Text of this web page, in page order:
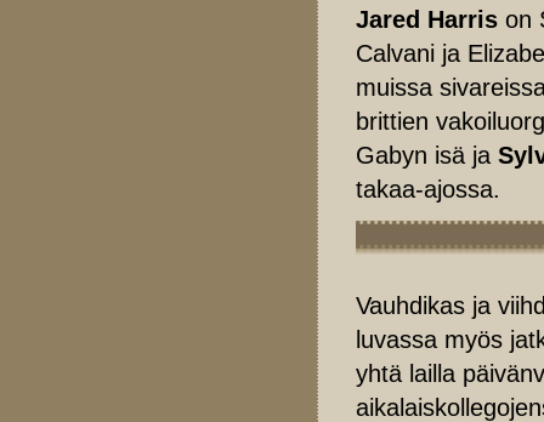
Jared Harris on
Calvani ja
muissa
brittien
Gabyn isä ja
takaa-ajossa.
Vauhdikas ja
luvassa myös
yhtä lailla